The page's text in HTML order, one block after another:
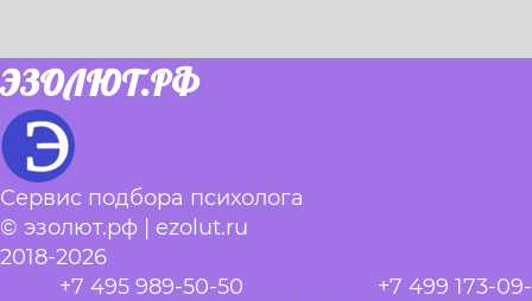
ЭЗОЛЮТ.РФ
Сервис подбора психолога
© эзолют.рф | ezolut.ru
2018-2026
+7 495 989-50-50
+7 499 173-